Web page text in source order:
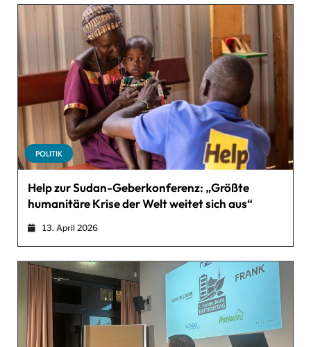
POLITIK
Help zur Sudan-Geberkonferenz: „Größte
humanitäre Krise der Welt weitet sich aus“
13. April 2026